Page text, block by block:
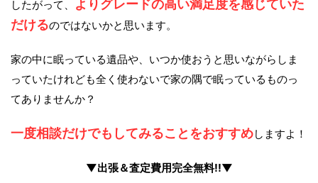
したがって、
よりグレードの高い満足度を感じていた
だけるのではないかと思います。
家の中に眠っている遺品や、いつか使おうと思いながらしま
っていたけれども全く使わないで家の隅で眠っているものっ
てありませんか？
一度相談だけでもしてみることをおすすめしますよ！
▼出張＆査定費用完全無料!!▼